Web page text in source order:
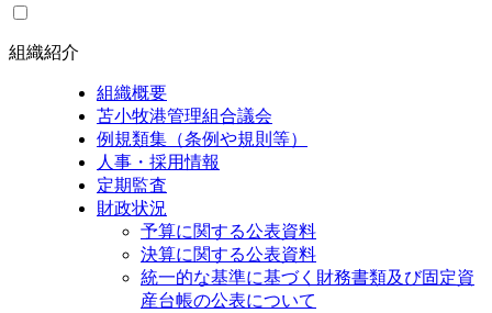
組織紹介
組織概要
苫小牧港管理組合議会
例規類集（条例や規則等）
人事・採用情報
定期監査
財政状況
予算に関する公表資料
決算に関する公表資料
統一的な基準に基づく財務書類及び固定資
産台帳の公表について